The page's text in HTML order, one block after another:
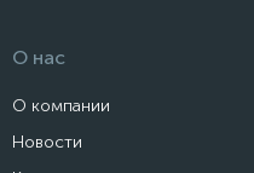
О нас
О компании
Новости